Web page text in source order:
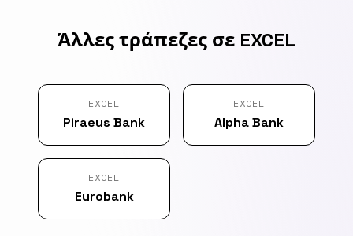
Άλλες τράπεζες σε EXCEL
EXCEL
Piraeus Bank
EXCEL
Alpha Bank
EXCEL
Eurobank